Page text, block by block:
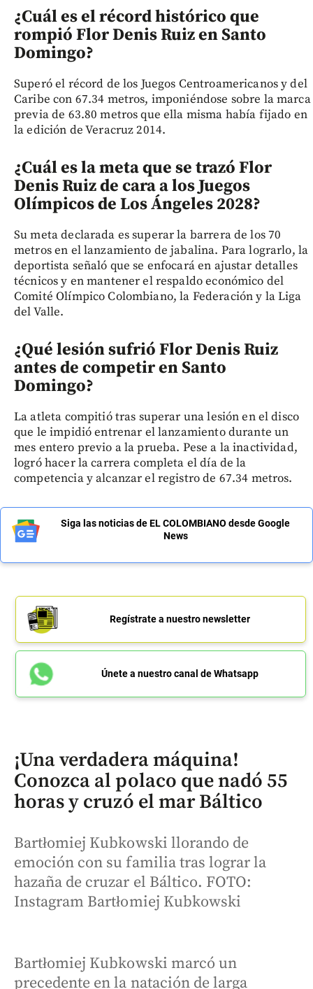
¿Cuál es el récord histórico que
rompió Flor Denis Ruiz en Santo
Domingo?
Superó el récord de los Juegos Centroamericanos y del
Caribe con 67.34 metros, imponiéndose sobre la marca
previa de 63.80 metros que ella misma había fijado en
la edición de Veracruz 2014.
¿Cuál es la meta que se trazó Flor
Denis Ruiz de cara a los Juegos
Olímpicos de Los Ángeles 2028?
Su meta declarada es superar la barrera de los 70
metros en el lanzamiento de jabalina. Para lograrlo, la
deportista señaló que se enfocará en ajustar detalles
técnicos y en mantener el respaldo económico del
Comité Olímpico Colombiano, la Federación y la Liga
del Valle.
¿Qué lesión sufrió Flor Denis Ruiz
antes de competir en Santo
Domingo?
La atleta compitió tras superar una lesión en el disco
que le impidió entrenar el lanzamiento durante un
mes entero previo a la prueba. Pese a la inactividad,
logró hacer la carrera completa el día de la
competencia y alcanzar el registro de 67.34 metros.
Siga las noticias de EL COLOMBIANO desde Google
News
Regístrate a nuestro newsletter
Únete a nuestro canal de Whatsapp
¡Una verdadera máquina!
Conozca al polaco que nadó 55
horas y cruzó el mar Báltico
Bartłomiej Kubkowski llorando de
emoción con su familia tras lograr la
hazaña de cruzar el Báltico. FOTO:
Instagram Bartłomiej Kubkowski
Bartłomiej Kubkowski marcó un
precedente en la natación de larga